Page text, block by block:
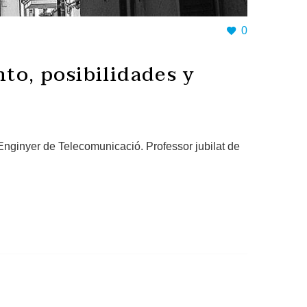
0
posibilidades y
de Telecomunicació. Professor jubilat de